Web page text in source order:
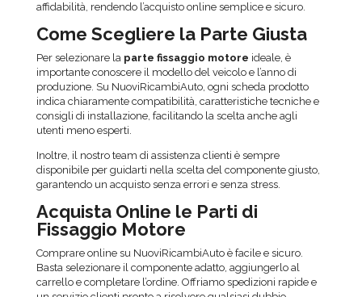
affidabilità, rendendo l’acquisto online semplice e sicuro.
Come Scegliere la Parte Giusta
Per selezionare la parte fissaggio motore ideale, è
importante conoscere il modello del veicolo e l’anno di
produzione. Su NuoviRicambiAuto, ogni scheda prodotto
indica chiaramente compatibilità, caratteristiche tecniche e
consigli di installazione, facilitando la scelta anche agli
utenti meno esperti.
Inoltre, il nostro team di assistenza clienti è sempre
disponibile per guidarti nella scelta del componente giusto,
garantendo un acquisto senza errori e senza stress.
Acquista Online le Parti di
Fissaggio Motore
Comprare online su NuoviRicambiAuto è facile e sicuro.
Basta selezionare il componente adatto, aggiungerlo al
carrello e completare l’ordine. Offriamo spedizioni rapide e